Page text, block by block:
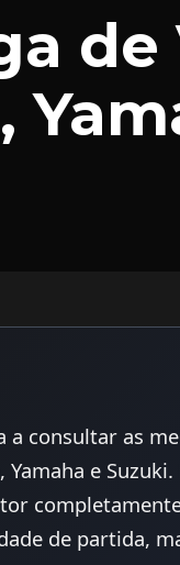
consultar as
e Suzuki.
de partida,